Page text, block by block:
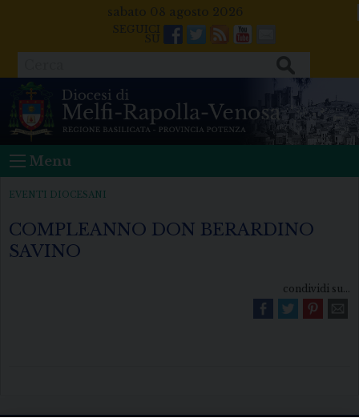
sabato 08 agosto 2026
Facebook
Twitter
FeedsYoutube
Mail
Menu
EVENTI DIOCESANI
COMPLEANNO DON BERARDINO
SAVINO
condividi su...